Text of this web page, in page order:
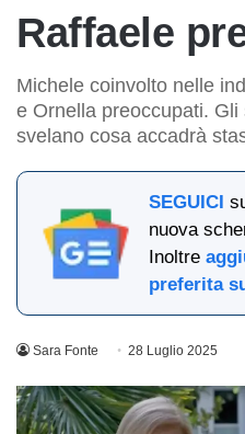
Raffaele
Michele coinvolto nelle
e Ornella preoccupati.
svelano cosa accadrà
SEGUICI
nuova
Inoltre
preferita
Sara Fonte 28 Luglio 2025